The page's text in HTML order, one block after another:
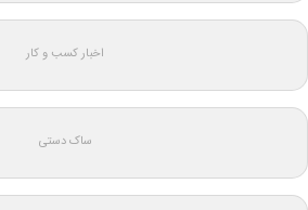
اخبار کسب و کار
ساک دستی